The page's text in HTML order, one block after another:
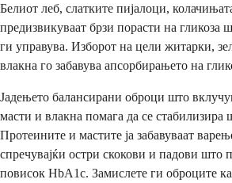
Белиот леб, слатките пијалоци,
предизвикуваат брзи порасти на гликоза
ги управува. Изборот на цели житарки,
влакна го забавува апсорбирањето на
Јадењето балансирани оброци што
масти и влакна помага да се стабилизира
Протеините и мастите ја забавуваат
спречувајќи остри скокови и падови што
повисок HbA1c. Замислете ги оброците